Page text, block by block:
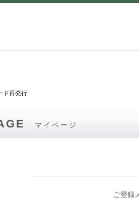
ド再発行
マイページ
ご登録